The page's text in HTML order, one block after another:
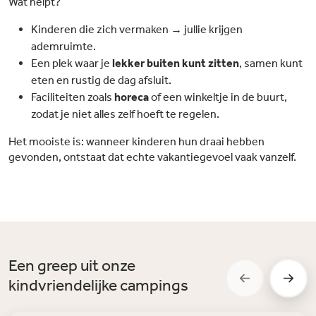
Kinderen die zich vermaken → jullie krijgen
ademruimte.
Een plek waar je lekker buiten kunt zitten, samen kunt
eten en rustig de dag afsluit.
Faciliteiten zoals horecaof een winkeltje in de buurt,
zodat je niet alles zelf hoeft te regelen.
Het mooiste is: wanneer kinderen hun draai hebben
gevonden, ontstaat dat echte vakantiegevoel vaak vanzelf.
Een greep uit onze
kindvriendelijke campings